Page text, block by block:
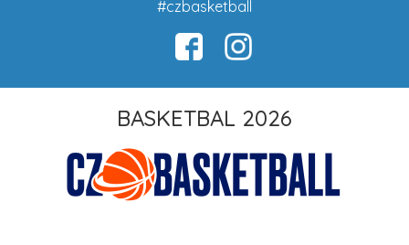
#czbasketball
BASKETBAL 2026